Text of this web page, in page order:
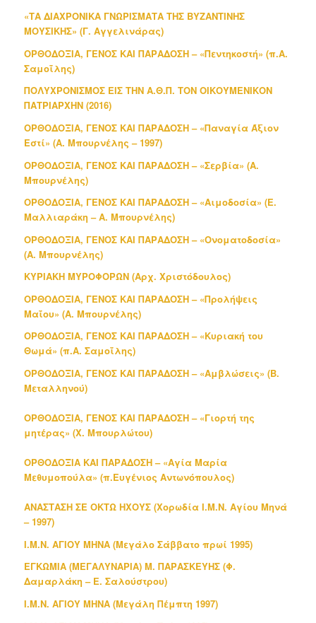
«ΤΑ ΔΙΑΧΡΟΝΙΚΑ ΓΝΩΡΙΣΜΑΤΑ ΤΗΣ ΒΥΖΑΝΤΙΝΗΣ
ΜΟΥΣΙΚΗΣ» (Γ. Αγγελινάρας)
ΟΡΘΟΔΟΞΙΑ, ΓΕΝΟΣ ΚΑΙ ΠΑΡΑΔΟΣΗ – «Πεντηκοστή» (π.Α.
Σαμοΐλης)
ΠΟΛΥΧΡΟΝΙΣΜΟΣ ΕΙΣ ΤΗΝ Α.Θ.Π. ΤΟΝ ΟΙΚΟΥΜΕΝΙΚΟΝ
ΠΑΤΡΙΑΡΧΗΝ (2016)
ΟΡΘΟΔΟΞΙΑ, ΓΕΝΟΣ ΚΑΙ ΠΑΡΑΔΟΣΗ – «Παναγία Άξιον
Εστί» (Α. Μπουρνέλης – 1997)
ΟΡΘΟΔΟΞΙΑ, ΓΕΝΟΣ ΚΑΙ ΠΑΡΑΔΟΣΗ – «Σερβία» (Α.
Μπουρνέλης)
ΟΡΘΟΔΟΞΙΑ, ΓΕΝΟΣ ΚΑΙ ΠΑΡΑΔΟΣΗ – «Αιμοδοσία» (Ε.
Μαλλιαράκη – Α. Μπουρνέλης)
ΟΡΘΟΔΟΞΙΑ, ΓΕΝΟΣ ΚΑΙ ΠΑΡΑΔΟΣΗ – «Ονοματοδοσία»
(Α. Μπουρνέλης)
ΚΥΡΙΑΚΗ ΜΥΡΟΦΟΡΩΝ (Αρχ. Χριστόδουλος)
ΟΡΘΟΔΟΞΙΑ, ΓΕΝΟΣ ΚΑΙ ΠΑΡΑΔΟΣΗ – «Προλήψεις
Μαΐου» (Α. Μπουρνέλης)
ΟΡΘΟΔΟΞΙΑ, ΓΕΝΟΣ ΚΑΙ ΠΑΡΑΔΟΣΗ – «Κυριακή του
Θωμά» (π.Α. Σαμοΐλης)
ΟΡΘΟΔΟΞΙΑ, ΓΕΝΟΣ ΚΑΙ ΠΑΡΑΔΟΣΗ – «Αμβλώσεις» (Β.
Μεταλληνού)
ΟΡΘΟΔΟΞΙΑ, ΓΕΝΟΣ ΚΑΙ ΠΑΡΑΔΟΣΗ – «Γιορτή της
μητέρας» (Χ. Μπουρλώτου)
ΟΡΘΟΔΟΞΙΑ ΚΑΙ ΠΑΡΑΔΟΣΗ – «Αγία Μαρία
Μεθυμοπούλα» (π.Ευγένιος Αντωνόπουλος)
ΑΝΑΣΤΑΣΗ ΣΕ ΟΚΤΩ ΗΧΟΥΣ (Χορωδία Ι.Μ.Ν. Αγίου Μηνά
– 1997)
Ι.Μ.Ν. ΑΓΙΟΥ ΜΗΝΑ (Μεγάλο Σάββατο πρωί 1995)
ΕΓΚΩΜΙΑ (ΜΕΓΑΛΥΝΑΡΙΑ) Μ. ΠΑΡΑΣΚΕΥΗΣ (Φ.
Δαμαρλάκη – Ε. Σαλούστρου)
Ι.Μ.Ν. ΑΓΙΟΥ ΜΗΝΑ (Μεγάλη Πέμπτη 1997)